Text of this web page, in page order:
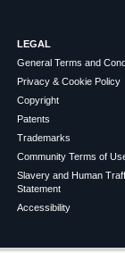
LEGAL
General Terms and
Privacy & Cookie Policy
Copyright
Patents
Trademarks
Community Terms of
Slavery and Human
Statement
Accessibility